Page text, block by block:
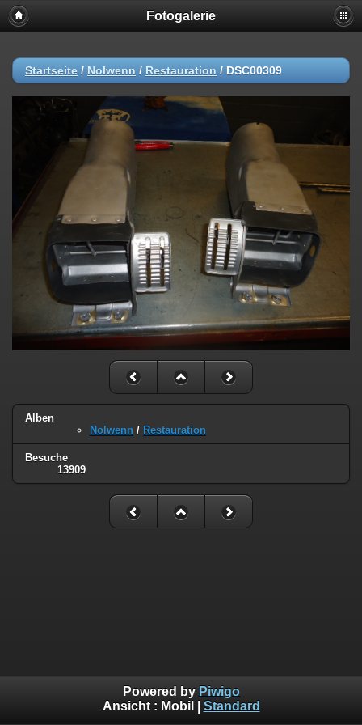
Fotogalerie
Startseite / Nolwenn / Restauration / DSC00309
Alben
Nolwenn / Restauration
Besuche
13909
Powered by Piwigo
Ansicht : Mobil Standard